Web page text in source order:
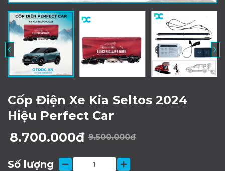
‹ ›
Cốp Điện Xe Kia Seltos 2024
Hiệu Perfect Car
8.700.000đ 9.500.000đ
Số lượng